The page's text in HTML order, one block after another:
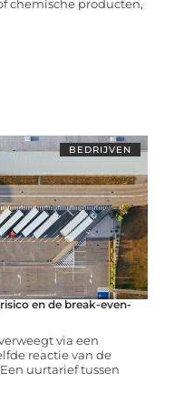
chemische producten,
BEDRIJVEN
en de break-even-
via een
reactie van de
uurtarief tussen